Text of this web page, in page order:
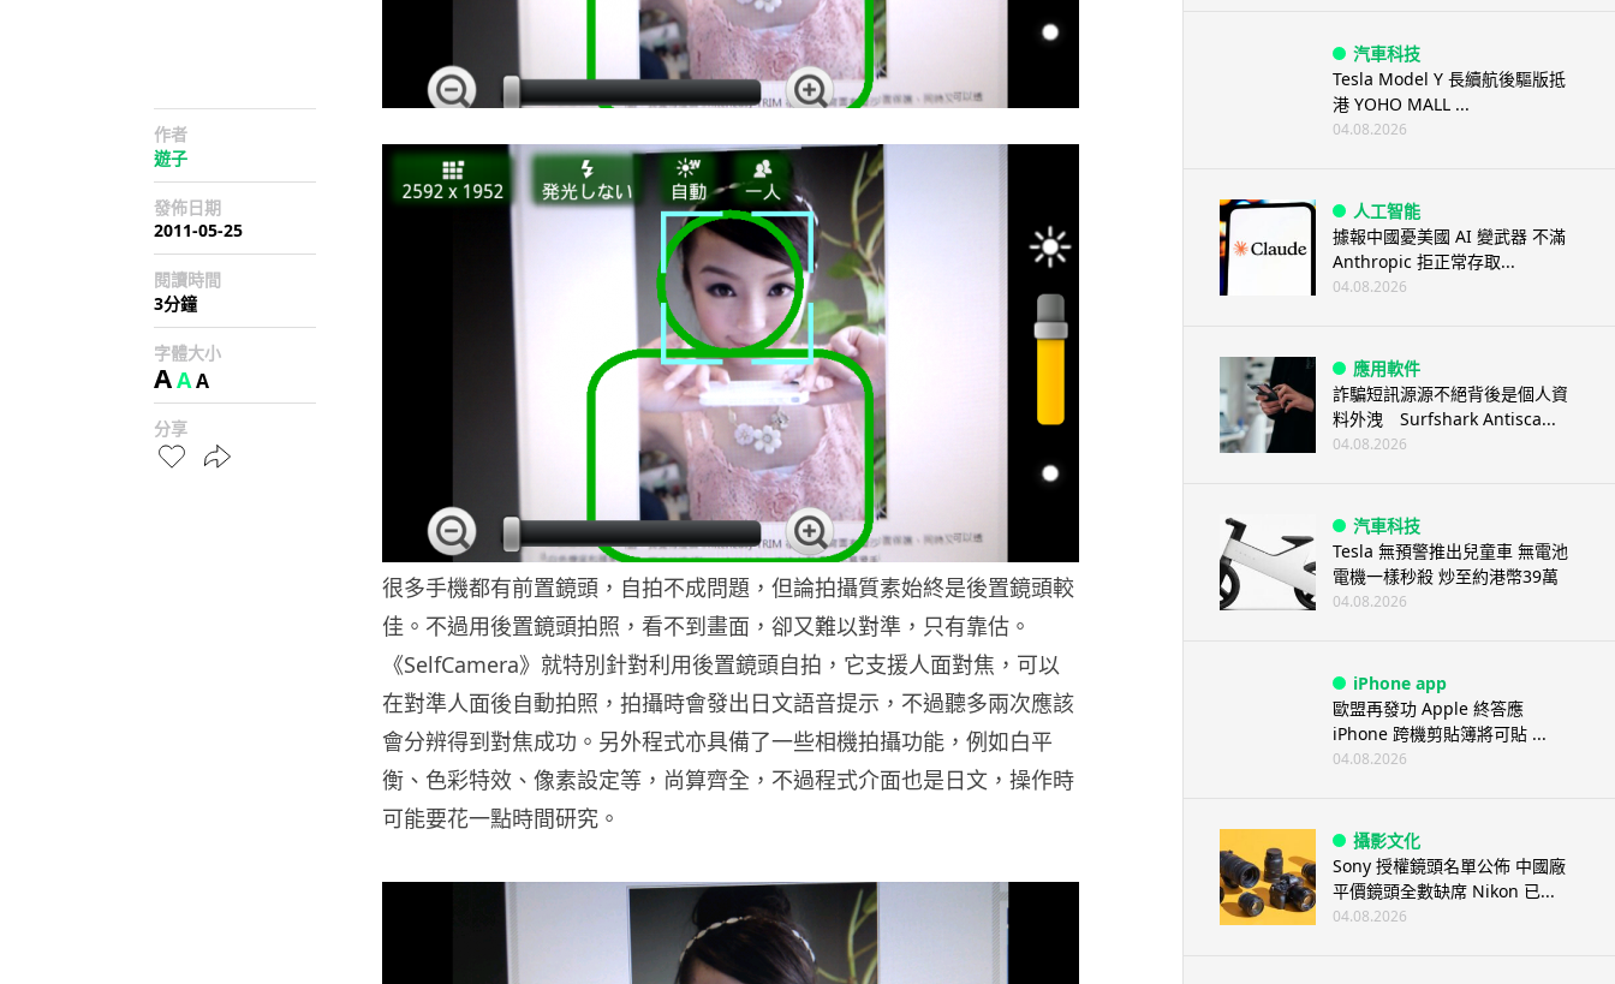
作者
遊子
發佈日期
2011-05-25
閱讀時間
3分鐘
字體大小
AAA
分享
很多手機都有前置鏡頭，自拍不成問題，但論拍攝質素始終是後置鏡頭較
佳。不過用後置鏡頭拍照，看不到畫面，卻又難以對準，只有靠估。
《SelfCamera》就特別針對利用後置鏡頭自拍，它支援人面對焦，可以
在對準人面後自動拍照，拍攝時會發出日文語音提示，不過聽多兩次應該
會分辨得到對焦成功。另外程式亦具備了一些相機拍攝功能，例如白平
衡、色彩特效、像素設定等，尚算齊全，不過程式介面也是日文，操作時
可能要花一點時間研究。
汽車科技
Tesla Model Y 長續航後驅版抵
港 YOHO MALL ...
04.08.2026
人工智能
據報中國憂美國 AI 變武器 不滿
Anthropic 拒正常存取...
04.08.2026
應用軟件
詐騙短訊源源不絕背後是個人資
料外洩 Surfshark Antisca...
04.08.2026
汽車科技
Tesla 無預警推出兒童車 無電池
電機一樣秒殺 炒至約港幣39萬
04.08.2026
iPhone app
歐盟再發功 Apple 終答應
iPhone 跨機剪貼簿將可貼 ...
04.08.2026
攝影文化
Sony 授權鏡頭名單公佈 中國廠
平價鏡頭全數缺席 Nikon 已...
04.08.2026